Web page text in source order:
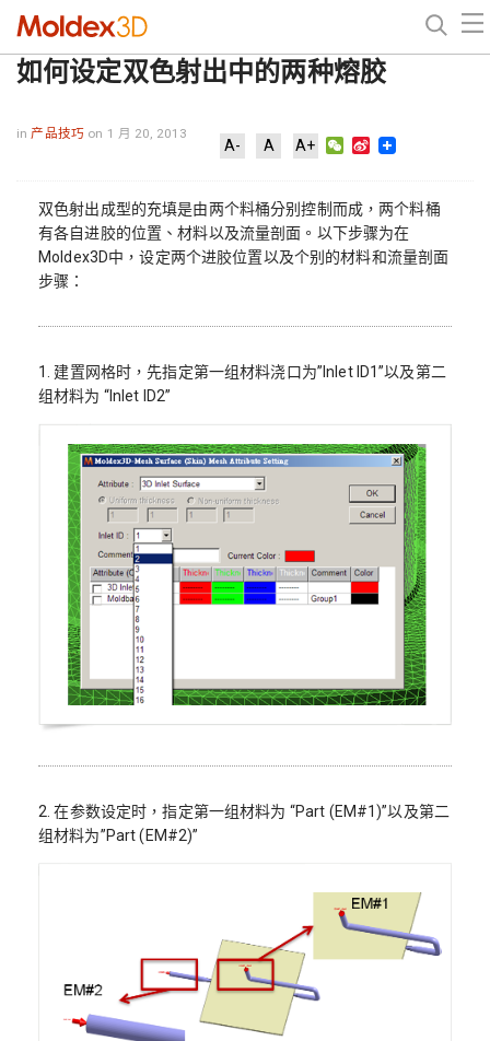
如何设定双色射出中的两种熔胶
in产品技巧 on 1 月 20, 2013
A- A A+ WeChat
Sina
双色射出成型的充填是由两个料桶分别控制而成，两个料桶
有各自进胶的位置、材料以及流量剖面。以下步骤为在
Moldex3D中，设定两个进胶位置以及个别的材料和流量剖面
步骤：
1. 建置网格时，先指定第一组材料浇口为”Inlet ID1”以及第二
组材料为 “Inlet ID2”
2. 在参数设定时，指定第一组材料为 “Part (EM#1)”以及第二
组材料为”Part (EM#2)”